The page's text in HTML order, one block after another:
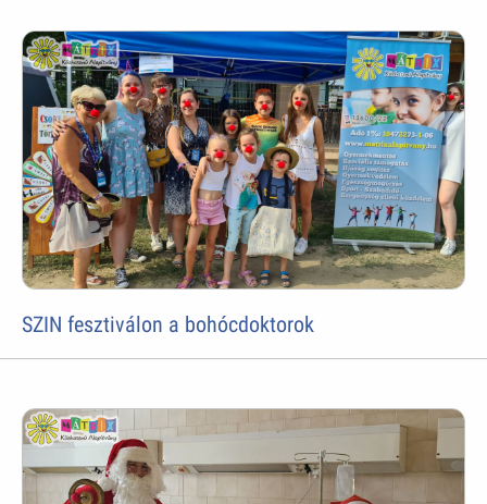
SZIN fesztiválon a bohócdoktorok